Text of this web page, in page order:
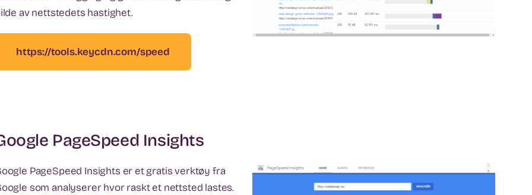
av nettstedets hastighet.
https://tools.keycdn.com/speed
PageSpeed ​​Insights
PageSpeed Insights er et gratis verktøy fra
som analyserer hvor raskt et nettsted lastes.